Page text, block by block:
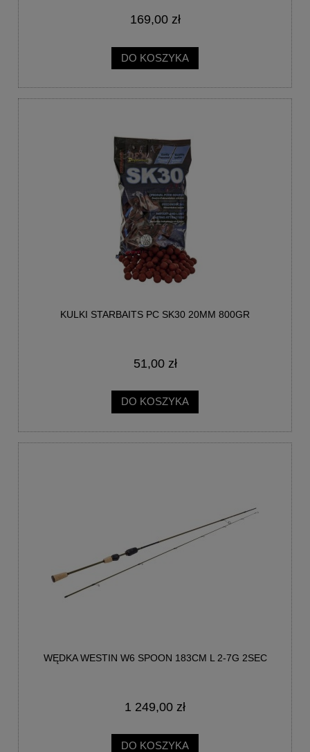
169,00 zł
DO KOSZYKA
KULKI STARBAITS PC SK30 20MM 800GR
51,00 zł
DO KOSZYKA
WĘDKA WESTIN W6 SPOON 183CM L 2-7G 2SEC
1 249,00 zł
DO KOSZYKA